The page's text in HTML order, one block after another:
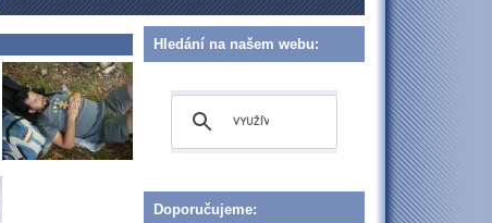
Hledání na našem webu:
Doporučujeme: